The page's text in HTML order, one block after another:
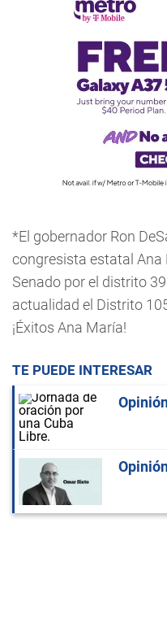
*El gobernador Ron
congresista estatal Ana
Senado por el distrito
actualidad el Distrito
¡Éxitos Ana María!
TE PUEDE INTERESAR